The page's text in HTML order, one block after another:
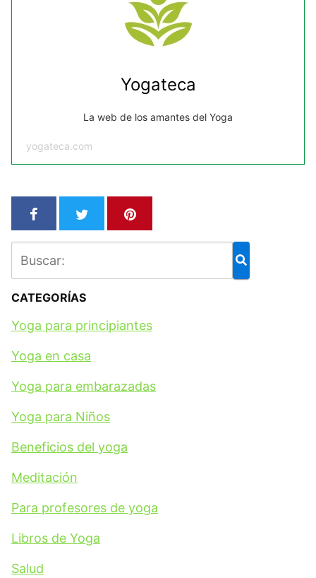
Yogateca
La web de los amantes del Yoga
yogateca.com
CATEGORÍAS
Yoga para principiantes
Yoga en casa
Yoga para embarazadas
Yoga para Niños
Beneficios del yoga
Meditación
Para profesores de yoga
Libros de Yoga
Salud